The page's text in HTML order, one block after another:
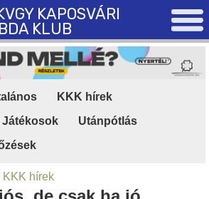
KAPOSVÁRI
KLUB
KKK hírek
Játékosok Utánpótlás
KKK hírek